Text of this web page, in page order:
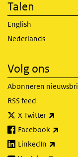
Talen
English
Nederlands
Volg ons
Abonneren
RSS feed
X Twitter
Facebook
LinkedIn